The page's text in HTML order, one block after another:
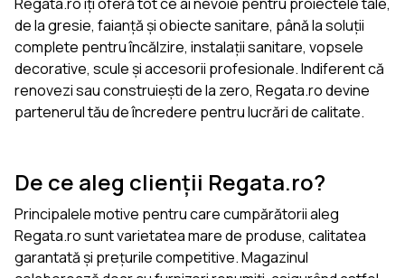
de la gresie, faianță și obiecte sanitare, până la soluții
complete pentru încălzire, instalații sanitare, vopsele
decorative, scule și accesorii profesionale. Indiferent că
renovezi sau construiești de la zero, Regata.ro devine
partenerul tău de încredere pentru lucrări de calitate.
De ce aleg clienții Regata.ro?
Principalele motive pentru care cumpărătorii aleg
Regata.ro sunt varietatea mare de produse, calitatea
garantată și prețurile competitive. Magazinul